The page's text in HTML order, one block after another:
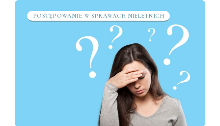
POSTĘPOWANIE W SPRAWACH NIELETNICH